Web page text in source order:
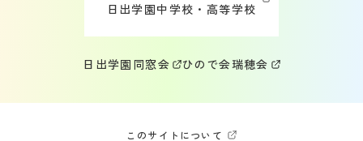
日出学園中学校・高等学校
日出学園同窓会 ひので会瑞穂会
このサイトについて